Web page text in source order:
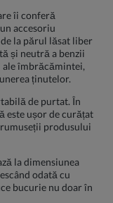
îi conferă
accesoriu
la părul lăsat liber
și neutră a benzii
ale îmbrăcămintei,
ținutelor.
de purtat. În
este ușor de curățat
produsului
la dimensiunea
odată cu
bucurie nu doar în